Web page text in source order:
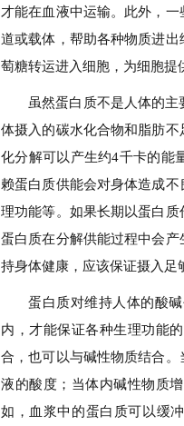
才能在血液中运输。此外，
道或载体，帮助各种物质进
萄糖转运进入细胞，为细胞提
虽然蛋白质不是人体的
体摄入的碳水化合物和脂肪
化分解可以产生约4千卡的能
赖蛋白质供能会对身体造成
理功能等。如果长期以蛋白质
蛋白质在分解供能过程中会
持身体健康，应该保证摄入足
蛋白质对维持人体的酸
内，才能保证各种生理功能
合，也可以与碱性物质结合
液的酸度；当体内碱性物质
如，血浆中的蛋白质可以缓